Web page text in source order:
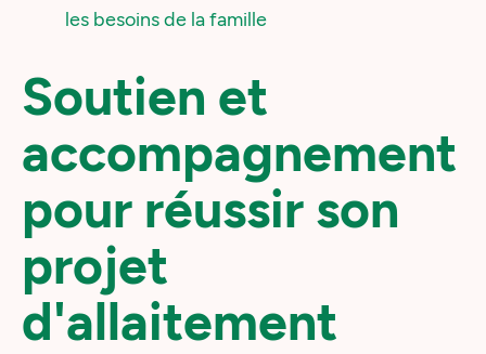
les besoins de la famille
Soutien et
accompagnement
pour réussir son
projet
d'allaitement